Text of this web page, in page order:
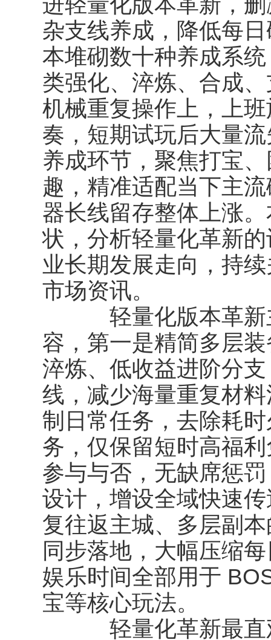
杂支线养成，降低每
本堆砌数十种养成系
类强化、淬炼、合成
机械重复操作上，上
奏，短期试玩后大量
养成环节，聚焦打宝
趣，精准适配当下主
器长线留存整体上涨
状，分析轻量化革新
业长期发展走向，持
市场资讯。
轻量化版本革新主
容，第一是精简多层
淬炼、低收益进阶分
线，减少海量重复材
制日常任务，去除耗
务，仅保留短时高福
参与与否，无缺席惩
设计，增设全域快速
复往返主城、多层副
同步落地，大幅压缩
娱乐时间全部用于
宝等核心玩法。
轻量化革新最直观